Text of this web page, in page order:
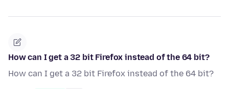
How can I get a 32 bit Firefox instead of the 64 bit?
How can I get a 32 bit Firefox instead of the 64 bit?